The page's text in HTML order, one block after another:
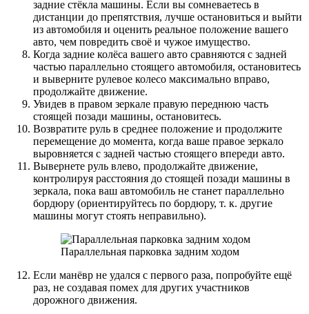
задние стёкла машины. Если вы сомневаетесь в
дистанции до препятствия, лучше остановиться и выйти
из автомобиля и оценить реальное положение вашего
авто, чем повредить своё и чужое имущество.
Когда задние колёса вашего авто сравняются с задней
частью параллельно стоящего автомобиля, остановитесь
и выверните рулевое колесо максимально вправо,
продолжайте движение.
Увидев в правом зеркале правую переднюю часть
стоящей позади машины, остановитесь.
Возвратите руль в среднее положение и продолжите
перемещение до момента, когда ваше правое зеркало
выровняется с задней частью стоящего впереди авто.
Вывернете руль влево, продолжайте движение,
контролируя расстояния до стоящей позади машины в
зеркала, пока ваш автомобиль не станет параллельно
бордюру (ориентируйтесь по бордюру, т. к. другие
машины могут стоять неправильно).
Параллельная парковка задним ходом
Если манёвр не удался с первого раза, попробуйте ещё
раз, не создавая помех для других участников
дорожного движения.